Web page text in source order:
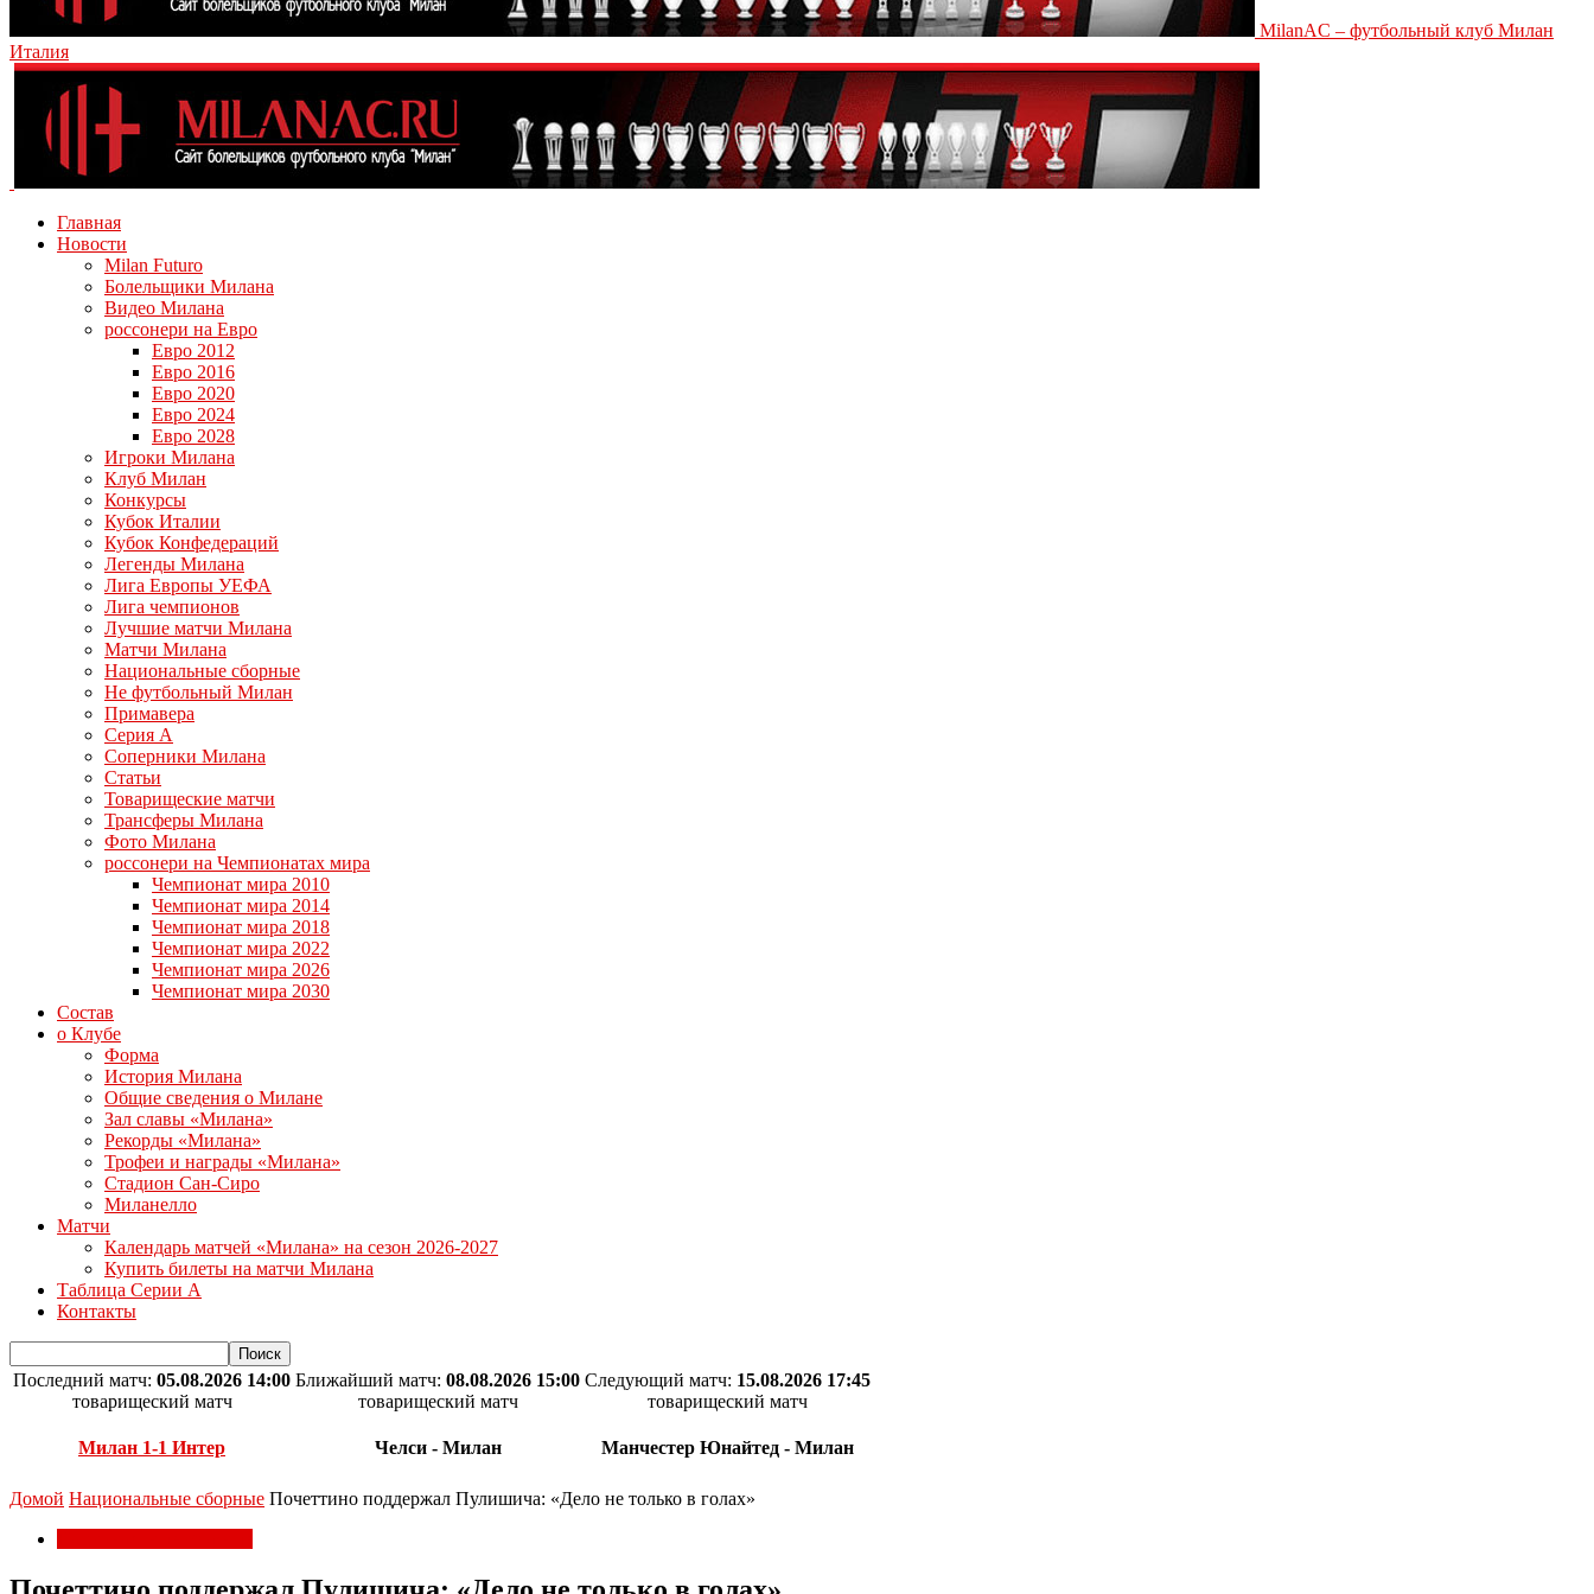
MilanAC – футбольный клуб Милан
Италия
Главная
Новости
Milan Futuro
Болельщики Милана
Видео Милана
россонери на Евро
Евро 2012
Евро 2016
Евро 2020
Евро 2024
Евро 2028
Игроки Милана
Клуб Милан
Конкурсы
Кубок Италии
Кубок Конфедераций
Легенды Милана
Лига Европы УЕФА
Лига чемпионов
Лучшие матчи Милана
Матчи Милана
Национальные сборные
Не футбольный Милан
Примавера
Серия А
Соперники Милана
Статьи
Товарищеские матчи
Трансферы Милана
Фото Милана
россонери на Чемпионатах мира
Чемпионат мира 2010
Чемпионат мира 2014
Чемпионат мира 2018
Чемпионат мира 2022
Чемпионат мира 2026
Чемпионат мира 2030
Состав
о Клубе
Форма
История Милана
Общие сведения о Милане
Зал славы «Милана»
Рекорды «Милана»
Трофеи и награды «Милана»
Стадион Сан-Сиро
Миланелло
Матчи
Календарь матчей «Милана» на сезон 2026-2027
Купить билеты на матчи Милана
Таблица Серии А
Контакты
Последний матч: 05.08.2026 14:00
товарищеский матч
Милан 1-1 Интер
Ближайший матч: 08.08.2026 15:00
товарищеский матч
Челси - Милан
Следующий матч: 15.08.2026 17:45
товарищеский матч
Манчестер Юнайтед - Милан
Домой Национальные сборные Почеттино поддержал Пулишича: «Дело не только в голах»